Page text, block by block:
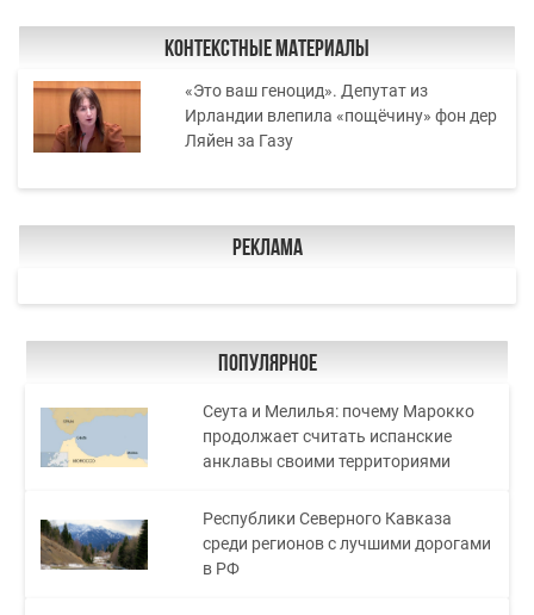
Контекстные материалы
«Это ваш геноцид». Депутат из
Ирландии влепила «пощёчину» фон дер
Ляйен за Газу
Реклама
Популярное
Сеута и Мелилья: почему Марокко
продолжает считать испанские
анклавы своими территориями
Республики Северного Кавказа
среди регионов с лучшими дорогами
в РФ